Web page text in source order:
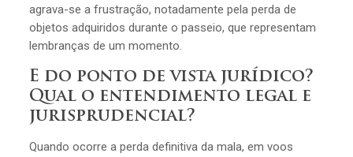
agrava-se a frustração, notadamente pela perda de
objetos adquiridos durante o passeio, que representam
lembranças de um momento.
E do ponto de vista jurídico?
Qual o entendimento legal e
jurisprudencial?
Quando ocorre a perda definitiva da mala, em voos